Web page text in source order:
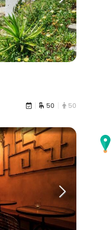
50 50